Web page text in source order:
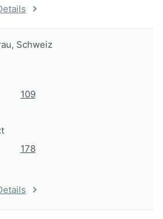
Schweiz
109
178